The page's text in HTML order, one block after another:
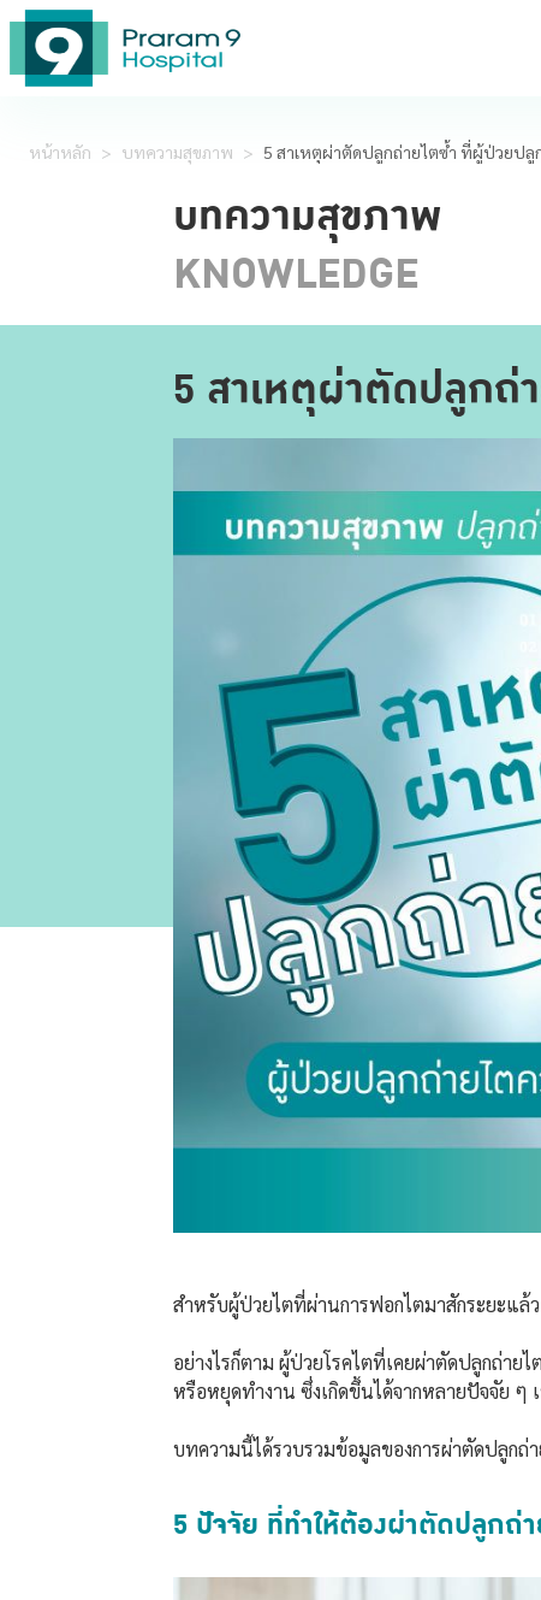
หน้าหลัก > บทความสุขภาพ > 5 สาเหตุผ่าตัดปลูกถ่ายไตซ้ำ ที่ผู้ป่วยปลู
บทความสุขภาพ
KNOWLEDGE
5 สาเหตุผ่าตัดปลูกถ่
สำหรับผู้ป่วยไตที่ผ่านการฟอกไตมาสักระยะแล้
อย่างไรก็ตาม ผู้ป่วยโรคไตที่เคยผ่าตัดปลูกถ่าย
หรือหยุดทำงาน ซึ่งเกิดขึ้นได้จากหลายปัจจัย ๆ
บทความนี้ได้รวบรวมข้อมูลของการผ่าตัดปลูกถ่
5 ปัจจัย ที่ทำให้ต้องผ่าตัดปลูกถ่า